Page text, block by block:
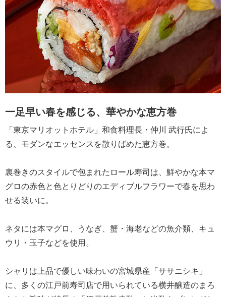
一足早い春を感じる、華やかな恵方巻
「東京マリオットホテル」和食料理長・仲川 武行氏によ
る、モダンなエッセンスを散りばめた恵方巻。
裏巻きのスタイルで包まれたロール寿司は、鮮やかな本マ
グロの赤色と色とりどりのエディブルフラワーで春を思わ
せる装いに。
ネタには本マグロ、うなぎ、蟹・海老などの魚介類、キュ
ウリ・玉子などを使用。
シャリは上品で優しい味わいの宮城県産「ササニシキ」
に、多くの江戸前寿司店で用いられている横井醸造のまろ